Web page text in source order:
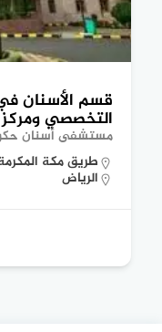
قسم الأسنان
التخصصي ومركز
مستشفى أسنان
طريق مكة
الرياض